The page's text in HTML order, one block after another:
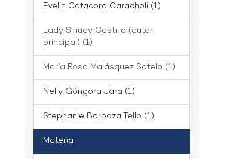
Evelin Catacora Caracholi (1)
Lady Sihuay Castillo (autor
principal) (1)
María Rosa Malásquez Sotelo (1)
Nelly Góngora Jara (1)
Stephanie Barboza Tello (1)
Materia